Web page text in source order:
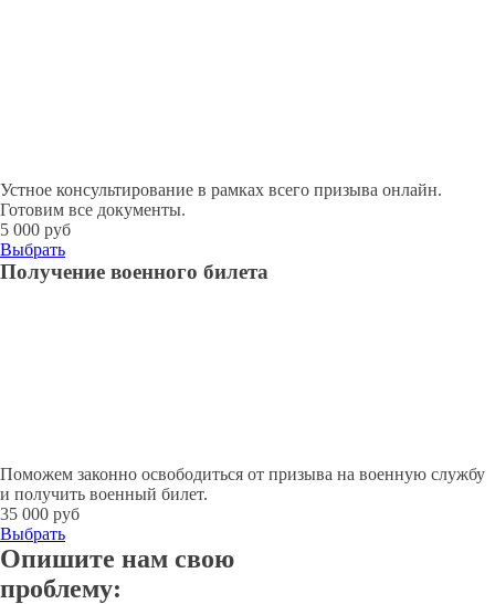
Устное консультирование в рамках всего призыва онлайн.
Готовим все документы.
5 000 руб
Выбрать
Получение военного билета
Поможем законно освободиться от призыва на военную службу
и получить военный билет.
35 000 руб
Выбрать
Опишите нам свою
проблему: